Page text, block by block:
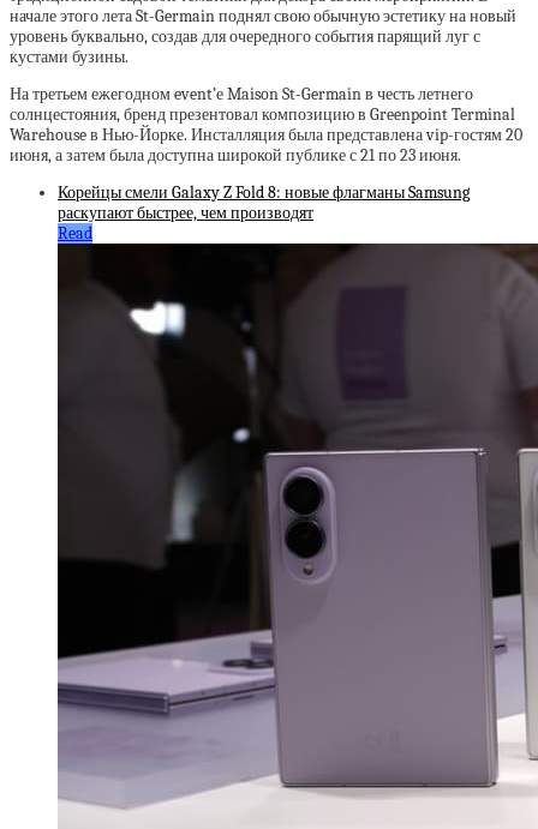
начале этого лета St-Germain поднял свою обычную эстетику на новый
уровень буквально, создав для очередного события парящий луг с
кустами бузины.
На третьем ежегодном event’е Maison St-Germain в честь летнего
солнцестояния, бренд презентовал композицию в Greenpoint Terminal
Warehouse в Нью-Йорке. Инсталляция была представлена vip-гостям 20
июня, а затем была доступна широкой публике с 21 по 23 июня.
Корейцы смели Galaxy Z Fold 8: новые флагманы Samsung
раскупают быстрее, чем производят
Read